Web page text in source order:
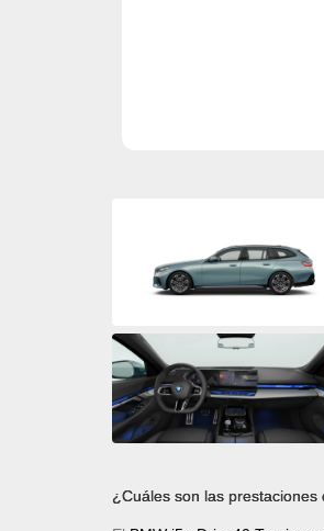
¿Cuáles son las prestaciones